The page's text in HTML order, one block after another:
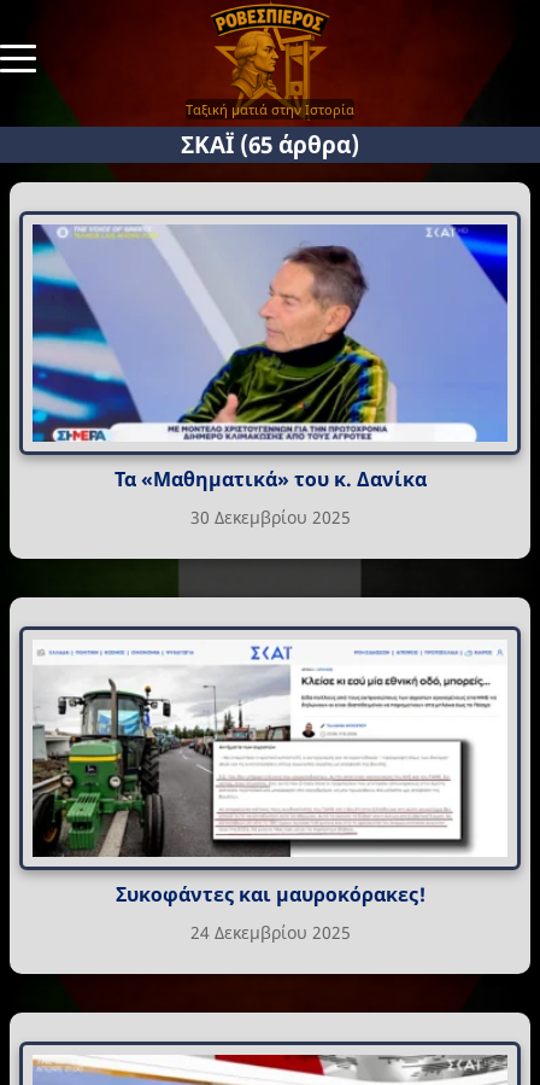
Ταξική ματιά στην Ιστορία
ΣΚΑΪ (65 άρθρα)
Τα «Μαθηματικά» του κ. Δανίκα
30 Δεκεμβρίου 2025
Συκοφάντες και μαυροκόρακες!
24 Δεκεμβρίου 2025